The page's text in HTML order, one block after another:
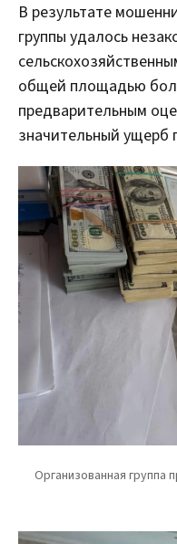
В результате
группы удалось
общей площадью
предварительным
значительный ущерб